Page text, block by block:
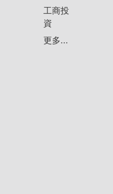
工商投
資
更多...